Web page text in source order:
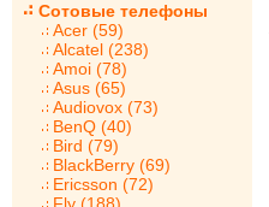
Сотовые телефоны
Acer (59)
Alcatel (238)
Amoi (78)
Asus (65)
Audiovox (73)
BenQ (40)
Bird (79)
BlackBerry (69)
Ericsson (72)